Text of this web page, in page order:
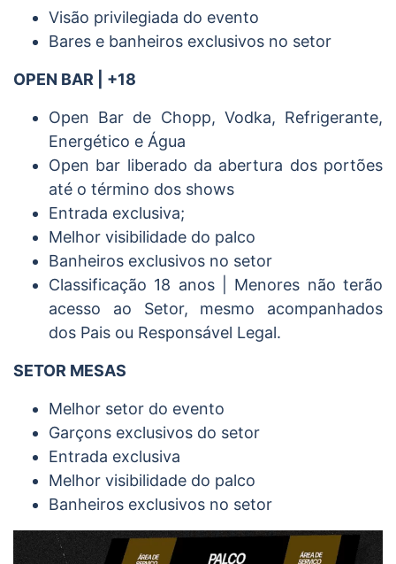
Visão privilegiada do evento
Bares e banheiros exclusivos no setor
OPEN BAR | +18
Open Bar de Chopp, Vodka, Refrigerante,
Energético e Água
Open bar liberado da abertura dos portões
até o término dos shows
Entrada exclusiva;
Melhor visibilidade do palco
Banheiros exclusivos no setor
Classificação 18 anos | Menores não terão
acesso ao Setor, mesmo acompanhados
dos Pais ou Responsável Legal.
SETOR MESAS
Melhor setor do evento
Garçons exclusivos do setor
Entrada exclusiva
Melhor visibilidade do palco
Banheiros exclusivos no setor